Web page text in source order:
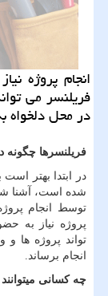
انجام پروژه
فریلنسر می
در محل دلخواه
فریلنسرها چگونه
در ابتدا بهتر
شده است، آشنا
توسط انجام
پروژه نیاز به
تواند پروژه ها
انجام برساند
چه کسانی